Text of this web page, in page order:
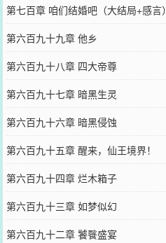
第七百章 咱们结婚吧（大结局+感言）
第六百九十九章 他乡
第六百九十八章 四大帝尊
第六百九十七章 暗黑生灵
第六百九十六章 暗黑侵蚀
第六百九十五章 醒来，仙王境界！
第六百九十四章 烂木箱子
第六百九十三章 如梦似幻
第六百九十二章 饕餮盛宴